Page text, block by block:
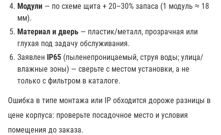
Модули — по схеме щита + 20–30% запаса (1 модуль ≈ 18
мм).
Материал и дверь — пластик/металл, прозрачная или
глухая под задачу обслуживания.
Заявлен IP65 (пыленепроницаемый, струя воды; улица/
влажные зоны) — сверьте с местом установки, а не
только с фильтром в каталоге.
Ошибка в типе монтажа или IP обходится дороже разницы в
цене корпуса: проверьте посадочное место и условия
помещения до заказа.